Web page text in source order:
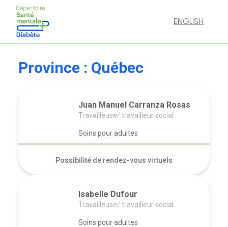
ENGLISH
Province : Québec
Juan Manuel Carranza Rosas
Travailleuse/ travailleur social
Soins pour adultes
Possibilité de rendez-vous virtuels
Isabelle Dufour
Travailleuse/ travailleur social
Soins pour adultes